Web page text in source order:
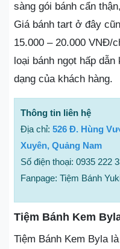
sàng gói bánh cẩn
Giá bánh tart ở đây
15.000 – 20.000 VNĐ/
loại bánh ngọt hấp
dạng của khách hàng.
Thông tin liên hệ
Địa chỉ: 526 Đ. Hùng
Xuyên, Quảng Nam
Số điện thoại: 0935 222
Fanpage: Tiệm Bánh
Tiệm Bánh Kem
Tiệm Bánh Kem Byla